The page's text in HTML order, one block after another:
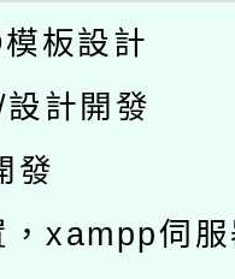
板設計
計開發
發
xampp伺